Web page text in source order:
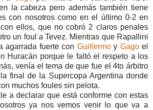
la cabeza pero además también tiene
con nosotros como en el último 0-2 en
con ellos, que no cobró 2 claros penales
un foul a Tevez. Mientras que Rapallini
agarrada fuerte con Guillermoy Gagoel
Huracán porque le faltó el respeto a los
venía el tema de que fue el 4to árbitro
final de la Supercopa Argentina donde
muchos foules sin pelota.
a declarar que está conforme con estas
ya nos vemos venir lo que va a